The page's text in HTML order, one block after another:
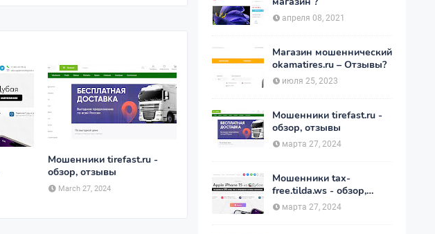
Мошенники tirefast.ru -
обзор, отзывы
March 27, 2024
апреля 08, 2021
Магазин мошеннический
okamatires.ru – Отзывы?
июля 25, 2023
Мошенники tirefast.ru -
обзор, отзывы
марта 27, 2024
Мошенники tax-
free.tilda.ws - обзор,
отзывы
марта 27, 2024